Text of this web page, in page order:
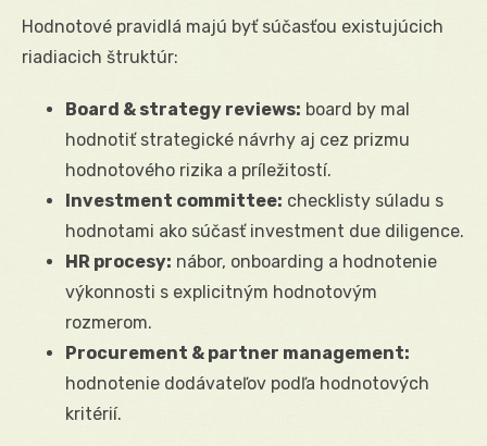
Hodnotové pravidlá majú byť súčasťou existujúcich
riadiacich štruktúr:
Board & strategy reviews: board by mal
hodnotiť strategické návrhy aj cez prizmu
hodnotového rizika a príležitostí.
Investment committee: checklisty súladu s
hodnotami ako súčasť investment due diligence.
HR procesy: nábor, onboarding a hodnotenie
výkonnosti s explicitným hodnotovým
rozmerom.
Procurement & partner management:
hodnotenie dodávateľov podľa hodnotových
kritérií.